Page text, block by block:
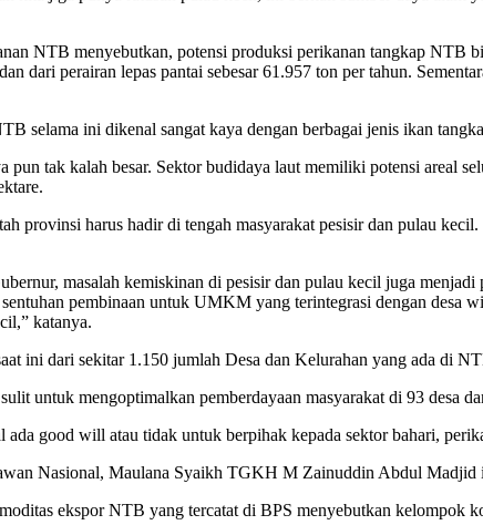
NTB menyebutkan, potensi produksi perikanan tangkap NTB
dari perairan lepas pantai sebesar 61.957 ton per tahun.
selama ini dikenal sangat kaya dengan berbagai jenis ikan
pun tak kalah besar. Sektor budidaya laut memiliki potensi areal
provinsi harus hadir di tengah masyarakat pesisir dan pulau
masalah kemiskinan di pesisir dan pulau kecil juga
pembinaan untuk UMKM yang terintegrasi dengan
katanya.
ini dari sekitar 1.150 jumlah Desa dan Kelurahan yang ada di
untuk mengoptimalkan pemberdayaan masyarakat di 93 desa
good will atau tidak untuk berpihak kepada sektor bahari,
Nasional, Maulana Syaikh TGKH M Zainuddin Abdul
ekspor NTB yang tercatat di BPS menyebutkan kelompok